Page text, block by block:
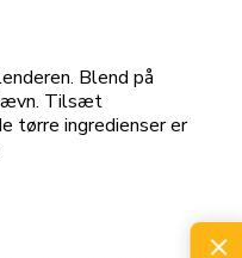
Blend på
jævn. Tilsæt
tørre ingredienser er